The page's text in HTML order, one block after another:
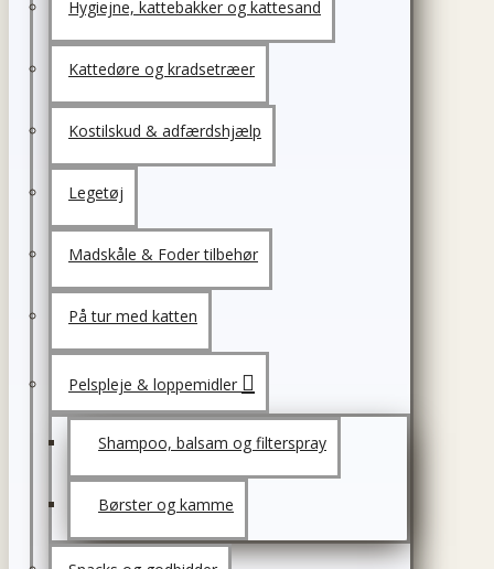
Hygiejne, kattebakker og kattesand
Kattedøre og kradsetræer
Kostilskud & adfærdshjælp
Legetøj
Madskåle & Foder tilbehør
På tur med katten
Pelspleje & loppemidler
Shampoo, balsam og filterspray
Børster og kamme